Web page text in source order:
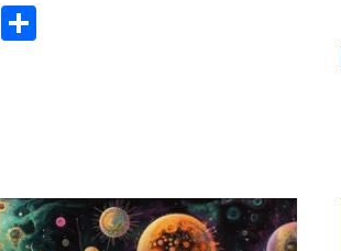
Twitter